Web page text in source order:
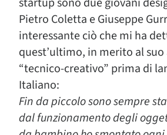
Pietro Coletta e Giuseppe
interessante ciò che mi ha
quest’ultimo, in merito al
“tecnico-creativo” prima di
Italiano:
Fin da piccolo sono sempre
dal funzionamento degli